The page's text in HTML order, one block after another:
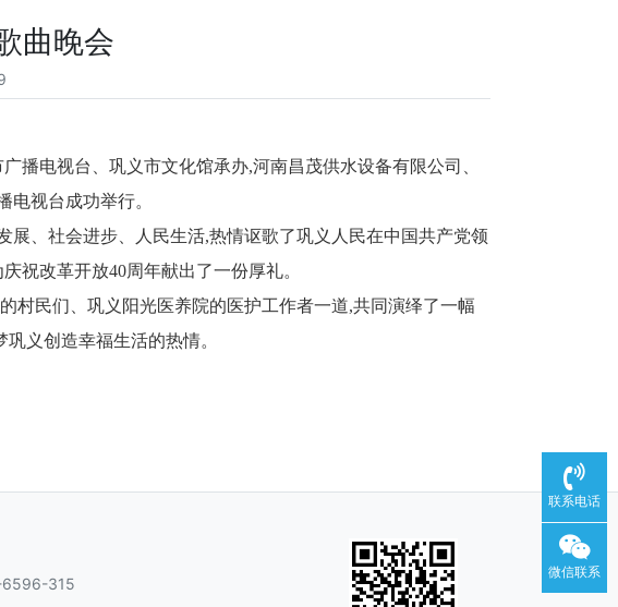
曲晚会
播电视台、巩义市文化馆承办,河南昌茂供水设备有限公司、
视台成功举行。
、社会进步、人民生活,热情讴歌了巩义人民在中国共产党领
祝改革开放40周年献出了一份厚礼。
村民们、巩义阳光医养院的医护工作者一道,共同演绎了一幅
义创造幸福生活的热情。
315
联系电话
微信联系